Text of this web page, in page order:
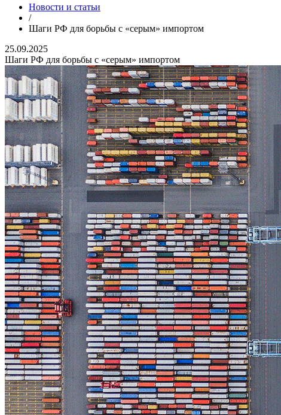
Новости и статьи
/
Шаги РФ для борьбы с «серым» импортом
25.09.2025
Шаги РФ для борьбы с «серым» импортом